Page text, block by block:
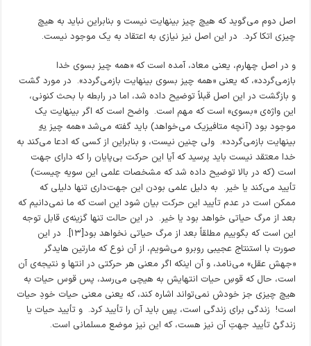
اصل دوم می‌گوید که هیچ چیز بینهایت نیست و بنابراین نباید به هیچ
چیزی اتکا کرد. در این اصل نیز نیازی به اعتقاد به یک موجود نیست.
و در اصل چهارم، یعنی معاد، آمده است که «همه چیز بسوی خدا
بازمی‌گردد»، که یعنی «همه چیز بسوی بینهایت بازمی‌گردد». در مورد گشت
و بازگشت در این اصل قبلاً توضیح داده شد، اما در رابطه با بحث کنونی،
این واژه‌ی «بسوی» است که مهم است. واضح است که اگر بینهایت یک
موجود بود (آنچه متافیزیک می‌خواهد) باید گفته می‌شد «همه چیزبه
بینهایت بازمی‌گردد». ولی چنین نیست، و بنابراین از کسی که ادعا می‌کند به
خدا معتقد نیست باید پرسید که آیا این حرکت بی‌پایان را که دارای جهت
است (که در بالا توضیح داده شد که مشخصات علمی این سویه چیست)
تأیید می‌کند یا خیر. به دلیل علمی بودن این جهت‌داری تنها دلیلی که
ممکن است در عدم تأیید این حرکت بیان شود این است که ما نمی‌دانیم که
بعد از مرگ حیاتی خواهد بود یا خیر. در این حالت تنها گزینه‌ی قابل توجه
این است که بگوییم مطلقاً بعد از مرگ حیاتی نخواهد بود[۱۳]. در این
صورت با استنتاج عجیبی روبرو می‌شویم، از آن نوع که مارتین هایدگر
«جهش عقل» می‌نامد، و آن اینکه اگر معنی هر حرکتی در انتها و نتیجه‌ی آن
است، حال که قوسِ حیات انتهایش به هیچی می‌رسد، پس قوس حیات به
هیچ چیزی جز خودش نمی‌تواند اشاره کند، که یعنی معنی حیات خودِ حیات
است! زندگی برای زندگی است،پس باید آن را تأیید کرد. و تأیید حیات یا
زندگیْ تأیید جهتِ آن نیز هست، که این نیز موضع مسلمانی است.